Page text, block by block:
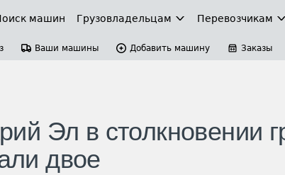
машин Грузовладельцам Перевозчикам
Ваши машины Добавить машину Заказы
Эл в столкновении
двое